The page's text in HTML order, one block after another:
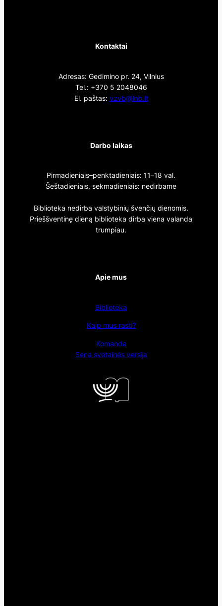
Kontaktai
Adresas: Gedimino pr. 24, Vilnius
Tel.: +370 5 2048046
El. paštas: vzvb@lnb.lt
Darbo laikas
Pirmadieniais–penktadieniais: 11–18 val.
Šeštadieniais, sekmadieniais: nedirbame
Biblioteka nedirba valstybinių švenčių dienomis.
Prieššventinę dieną biblioteka dirba viena valanda
trumpiau.
Apie mus
Biblioteka
Kaip mus rasti?
Komanda
Sena svetainės versija